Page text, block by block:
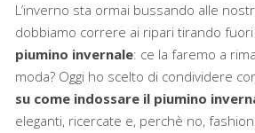
L’inverno sta ormai bussando alle
dobbiamo correre ai ripari tirando
piumino invernale: ce la faremo a
moda? Oggi ho scelto di condividere
su come indossare il piumino
eleganti, ricercate e, perchè no,